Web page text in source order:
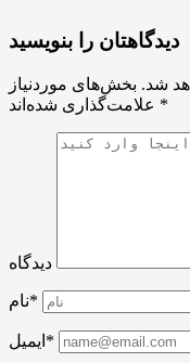
دیدگاهتان را بنویسید
شد. بخش‌های موردنیاز
*
دیدگاه
نام*
ایمیل*